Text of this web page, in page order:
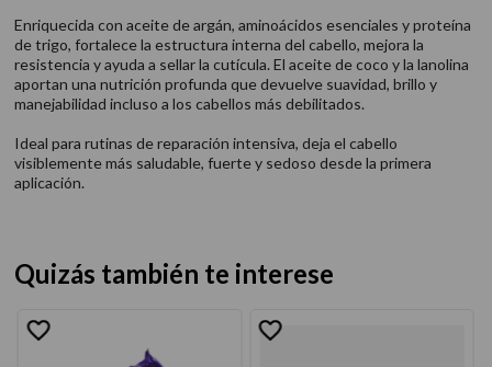
Enriquecida con aceite de argán, aminoácidos esenciales y proteína
de trigo, fortalece la estructura interna del cabello, mejora la
resistencia y ayuda a sellar la cutícula. El aceite de coco y la lanolina
aportan una nutrición profunda que devuelve suavidad, brillo y
manejabilidad incluso a los cabellos más debilitados.
Ideal para rutinas de reparación intensiva, deja el cabello
visiblemente más saludable, fuerte y sedoso desde la primera
aplicación.
Quizás también te interese